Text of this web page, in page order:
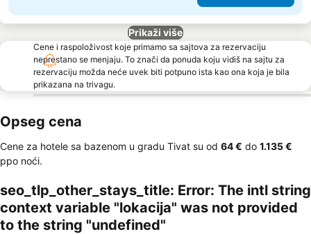
Prikaži više
Cene i raspoloživost koje primamo sa sajtova za rezervaciju
neprestano se menjaju. To znači da ponuda koju vidiš na sajtu za
rezervaciju možda neće uvek biti potpuno ista kao ona koja je bila
prikazana na trivagu.
Opseg cena
Cene za hotele sa bazenom u gradu Tivat su od ‎64 € do ‎1.135 €
ppo noći.
seo_tlp_other_stays_title: Error: The intl string
context variable "lokacija" was not provided
to the string "undefined"